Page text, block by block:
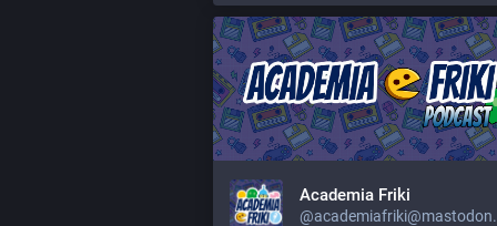
Academia Friki